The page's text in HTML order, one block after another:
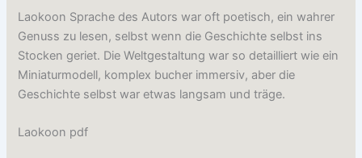
Laokoon Sprache des Autors war oft poetisch, ein wahrer
Genuss zu lesen, selbst wenn die Geschichte selbst ins
Stocken geriet. Die Weltgestaltung war so detailliert wie ein
Miniaturmodell, komplex bucher immersiv, aber die
Geschichte selbst war etwas langsam und träge.
Laokoon pdf